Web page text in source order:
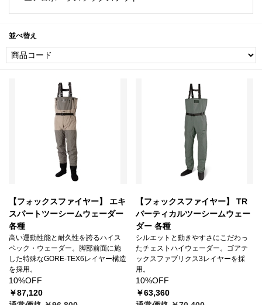
並べ替え
【フォックスファイヤー】 エキ
スパートツーシームウェーダー
各種
高い運動性能と耐久性を誇るハイス
ペック・ウェーダー。脚部前面に施
した特殊なGORE-TEX6レイヤー構造
を採用。
10%OFF
￥87,120
【フォックスファイヤー】 TR
バーティカルツーシームウェー
ダー 各種
シルエットと動きやすさにこだわっ
たチェストハイウェーダー。ゴアテ
ックスファブリクス3レイヤーを採
用。
10%OFF
￥63,360